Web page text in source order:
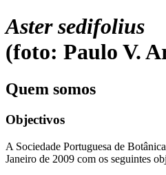
Aster sedifolius
(foto: Paulo V.
Quem somos
Objectivos
A Sociedade Portuguesa de
Janeiro de 2009 com os seguintes